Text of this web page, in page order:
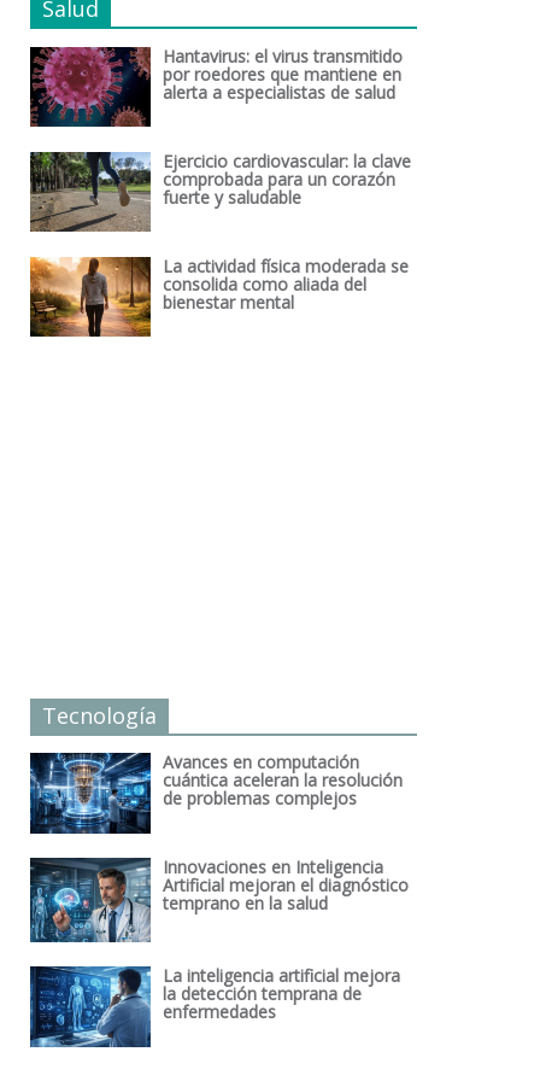
Salud
Hantavirus: el virus transmitido
por roedores que mantiene en
alerta a especialistas de salud
Ejercicio cardiovascular: la clave
comprobada para un corazón
fuerte y saludable
La actividad física moderada se
consolida como aliada del
bienestar mental
Tecnología
Avances en computación
cuántica aceleran la resolución
de problemas complejos
Innovaciones en Inteligencia
Artificial mejoran el diagnóstico
temprano en la salud
La inteligencia artificial mejora
la detección temprana de
enfermedades